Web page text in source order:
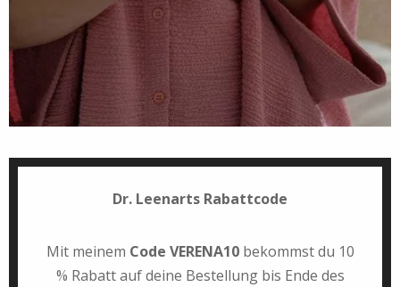
Dr. Leenarts Rabattcode
Mit meinem Code VERENA10bekommst du 10
% Rabatt auf deine Bestellung bis Ende des